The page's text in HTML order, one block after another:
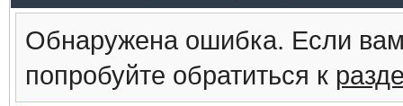
Обнаружена ошибка. Если
попробуйте обратиться к